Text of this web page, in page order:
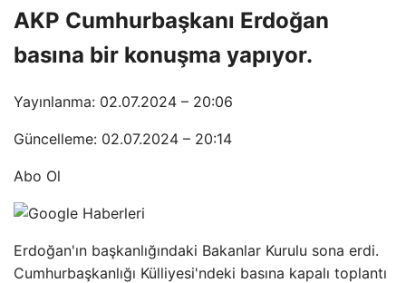
AKP Cumhurbaşkanı Erdoğan
basına bir konuşma yapıyor.
Yayınlanma: 02.07.2024 – 20:06
Güncelleme: 02.07.2024 – 20:14
Abo Ol
Erdoğan'ın başkanlığındaki Bakanlar Kurulu sona erdi.
Cumhurbaşkanlığı Külliyesi'ndeki basına kapalı toplantı